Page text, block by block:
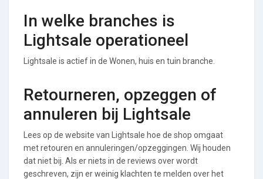
In welke branches is
Lightsale operationeel
Lightsale is actief in de Wonen, huis en tuin branche.
Retourneren, opzeggen of
annuleren bij Lightsale
Lees op de website van Lightsale hoe de shop omgaat
met retouren en annuleringen/opzeggingen. Wij houden
dat niet bij. Als er niets in de reviews over wordt
geschreven, zijn er weinig klachten te melden over het